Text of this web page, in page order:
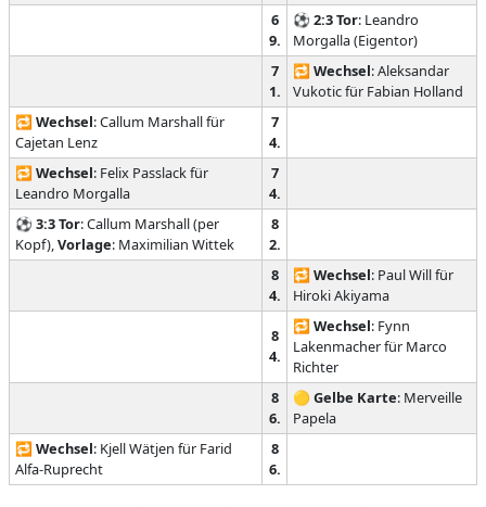
6
9.
⚽ 2:3Tor: Leandro
Morgalla (Eigentor)
7
1.
🔁 Wechsel: Aleksandar
Vukotic für Fabian Holland
🔁 Wechsel: Callum Marshall für
Cajetan Lenz
7
4.
🔁 Wechsel: Felix Passlack für
Leandro Morgalla
7
4.
⚽ 3:3Tor: Callum Marshall (per
Kopf),Vorlage: Maximilian Wittek
8
2.
8
4.
🔁 Wechsel: Paul Will für
Hiroki Akiyama
8
4.
🔁 Wechsel: Fynn
Lakenmacher für Marco
Richter
8
6.
🟡 Gelbe Karte: Merveille
Papela
🔁 Wechsel: Kjell Wätjen für Farid
Alfa-Ruprecht
8
6.